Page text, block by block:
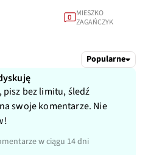
0 MIESZKO
ZAGAŃCZYK
Popularne
pisz bez limitu, śledź
swoje komentarze. Nie
w ciągu 14 dni